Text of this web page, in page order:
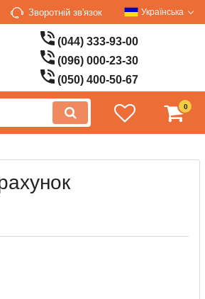
Зворотній зв'язок Українська
(044) 333-93-00
(096) 000-23-30
(050) 400-50-67
0